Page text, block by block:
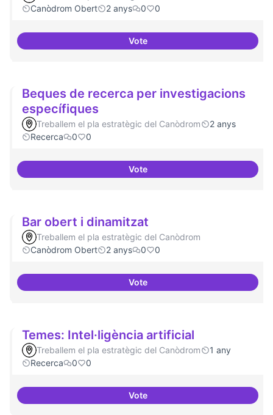
Canòdrom Obert
2 anys 0 0
VoteDrets Humans i capa digital
Beques de recerca per investigacions
específiques
Treballem el pla estratègic del Canòdrom
2 anys
Recerca
0 0
VoteBeques de recerca per
Bar obert i dinamitzat
Treballem el pla estratègic del Canòdrom
Canòdrom Obert
2 anys 0 0
VoteBar obert i dinamitzat
Temes: Intel·ligència artificial
Treballem el pla estratègic del Canòdrom
1 any
Recerca
0 0
VoteTemes: Intel·ligència artificial